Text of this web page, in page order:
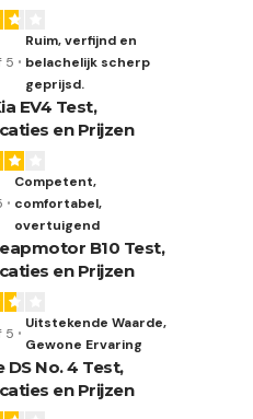
5
Ruim, verfijnd en
belachelijk scherp
geprijsd.
EV4 Test,
en Prijzen
Competent,
comfortabel,
overtuigend
B10 Test,
en Prijzen
5
Uitstekende Waarde,
Gewone Ervaring
DS No. 4 Test,
en Prijzen